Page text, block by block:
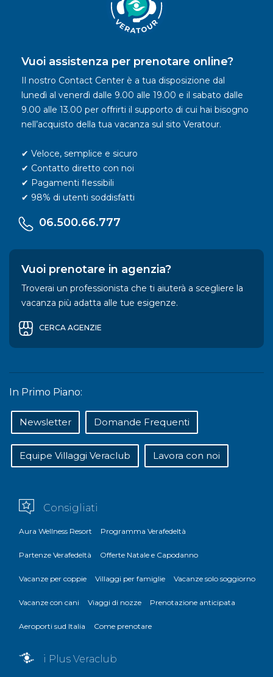
Vuoi assistenza per prenotare online?
Il nostro Contact Center è a tua disposizione dal
lunedì al venerdì dalle 9.00 alle 19.00 e il sabato dalle
9.00 alle 13.00 per offrirti il supporto di cui hai bisogno
nell’acquisto della tua vacanza sul sito Veratour.
✔ Veloce, semplice e sicuro
✔ Contatto diretto con noi
✔ Pagamenti flessibili
✔ 98% di utenti soddisfatti
06.500.66.777
Vuoi prenotare in agenzia?
Troverai un professionista che ti aiuterà a scegliere la
vacanza più adatta alle tue esigenze.
CERCA AGENZIE
In Primo Piano:
Newsletter Domande Frequenti
Equipe Villaggi Veraclub Lavora con noi
Consigliati
Aura Wellness Resort Programma Verafedeltà
Partenze Verafedeltà Offerte Natale e Capodanno
Vacanze per coppie Villaggi per famiglie Vacanze solo soggiorno
Vacanze con cani Viaggi di nozze Prenotazione anticipata
Aeroporti sud Italia Come prenotare
i Plus Veraclub